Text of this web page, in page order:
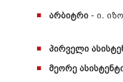
არბიტრი - ი.
პირველი
მეორე